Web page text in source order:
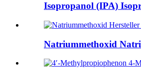
Isopropanol (IPA)
Natriummethoxid